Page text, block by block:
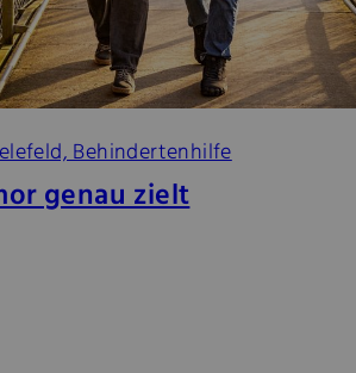
Behindertenhilfe
genau zielt